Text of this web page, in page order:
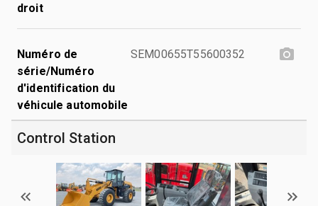
droit
Numéro de
série/Numéro
d'identification du
véhicule automobile
SEM00655T55600352
Control Station